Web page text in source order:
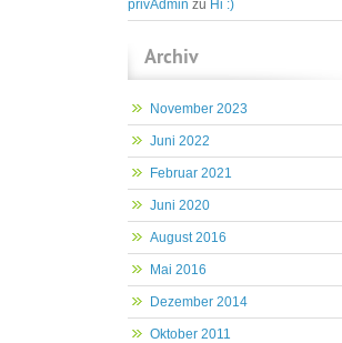
privAdmin zu Hi :)
Archiv
November 2023
Juni 2022
Februar 2021
Juni 2020
August 2016
Mai 2016
Dezember 2014
Oktober 2011